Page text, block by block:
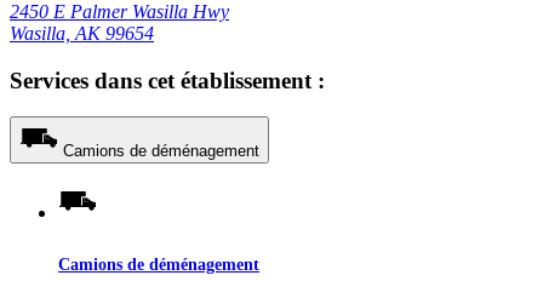
2450 E Palmer Wasilla Hwy
Wasilla, AK 99654
Services dans cet établissement :
Camions de déménagement
Camions de déménagement